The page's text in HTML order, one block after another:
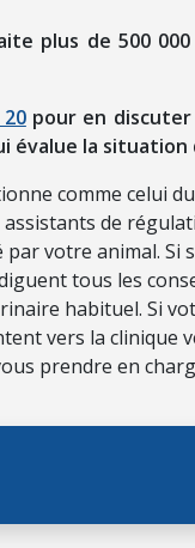
plus de 500 000
pour en discuter
la situation
comme celui du
de
votre animal. Si
tous les
habituel. Si
vers la clinique
prendre en